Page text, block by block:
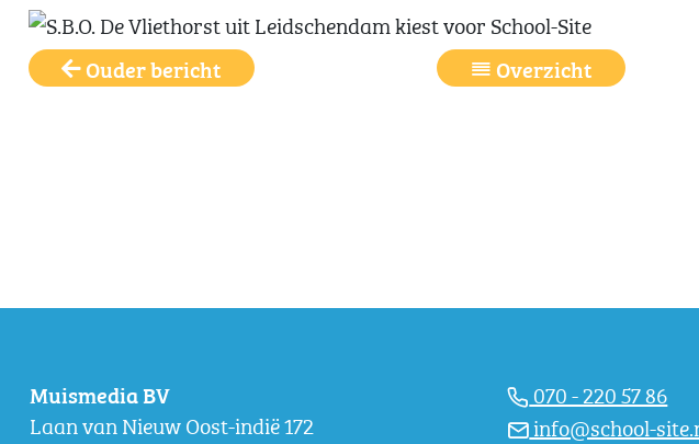
Ouder bericht Overzicht
Muismedia BV
Laan van Nieuw Oost-indië 172
070 - 220 57 86
info@school-